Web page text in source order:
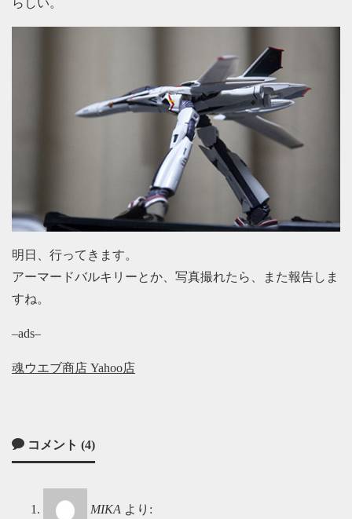
明日、行ってきます。
アーマードバルキリーとか、写真撮れたら、また報告しま
すね。
–ads–
魂ウエブ商店 Yahoo店
コメント (4)
MIKA より: